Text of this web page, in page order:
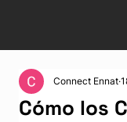
Cómo los
Connect Ennat